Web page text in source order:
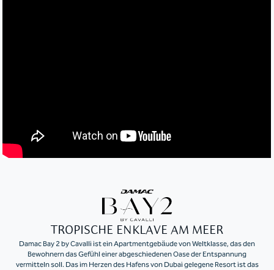
TROPISCHE ENKLAVE AM MEER
Damac Bay 2 by Cavalli ist ein Apartmentgebäude von Weltklasse, das den
Bewohnern das Gefühl einer abgeschiedenen Oase der Entspannung
vermitteln soll. Das im Herzen des Hafens von Dubai gelegene Resort ist das